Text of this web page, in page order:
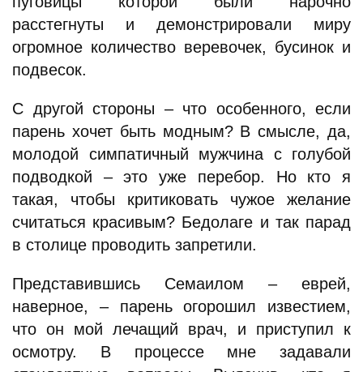
расстегнуты и демонстрировали миру
огромное количество веревочек, бусинок и
подвесок.
С другой стороны – что особенного, если
парень хочет быть модным? В смысле, да,
молодой симпатичный мужчина с голубой
подводкой – это уже перебор. Но кто я
такая, чтобы критиковать чужое желание
считаться красивым? Бедолаге и так парад
в столице проводить запретили.
Представившись Семаилом – еврей,
наверное, – парень огорошил известием,
что он мой лечащий врач, и приступил к
осмотру. В процессе мне задавали